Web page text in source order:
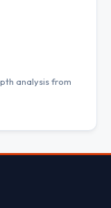
analysis from